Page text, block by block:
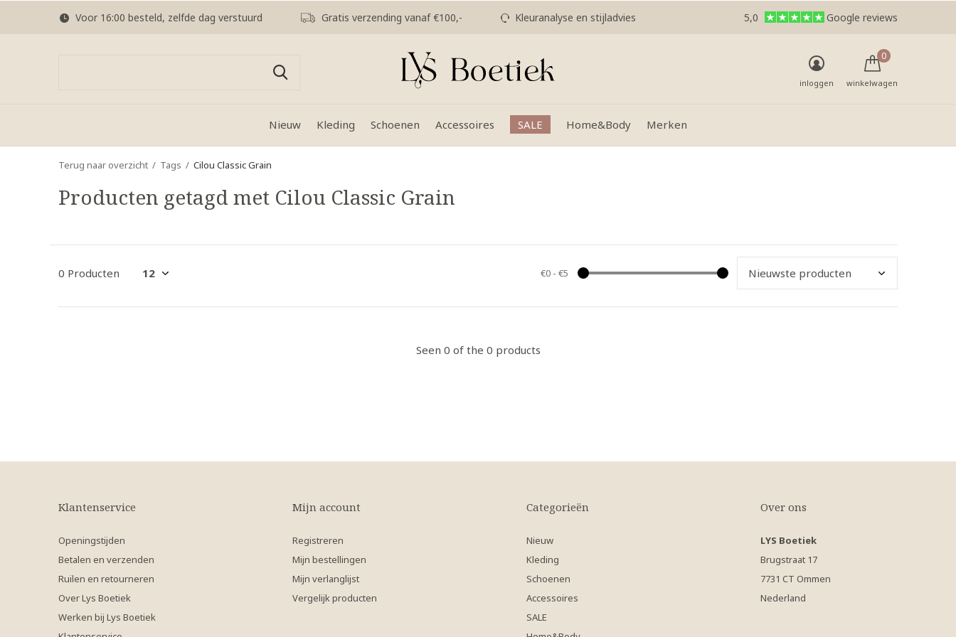
Nieuw Kleding Schoenen Accessoires SALE Home&Body Merken
inloggen winkelwagen
0
Voor 16:00 besteld, zelfde dag verstuurd Gratis verzending vanaf €100,- Kleuranalyse en stijladvies 5,0 Google reviews
Terug naar overzicht Tags Cilou Classic Grain
Producten getagd met Cilou Classic Grain
0 Producten €0- €5
Seen 0 of the 0 products
Klantenservice
Openingstijden
Betalen en verzenden
Ruilen en retourneren
Over Lys Boetiek
Werken bij Lys Boetiek
Mijn account
Registreren
Mijn bestellingen
Mijn verlanglijst
Vergelijk producten
Categorieën
Nieuw
Kleding
Schoenen
Accessoires
SALE
Over ons
LYS Boetiek
Brugstraat 17
7731 CT Ommen
Nederland